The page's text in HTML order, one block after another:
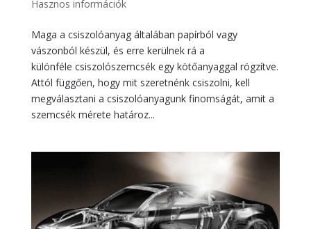
Hasznos információk
Maga a csiszolóanyag általában papírból vagy
vászonból készül, és erre kerülnek rá a
különféle csiszolószemcsék egy kötőanyaggal rögzítve.
Attól függően, hogy mit szeretnénk csiszolni, kell
megválasztani a csiszolóanyagunk finomságát, amit a
szemcsék mérete határoz...